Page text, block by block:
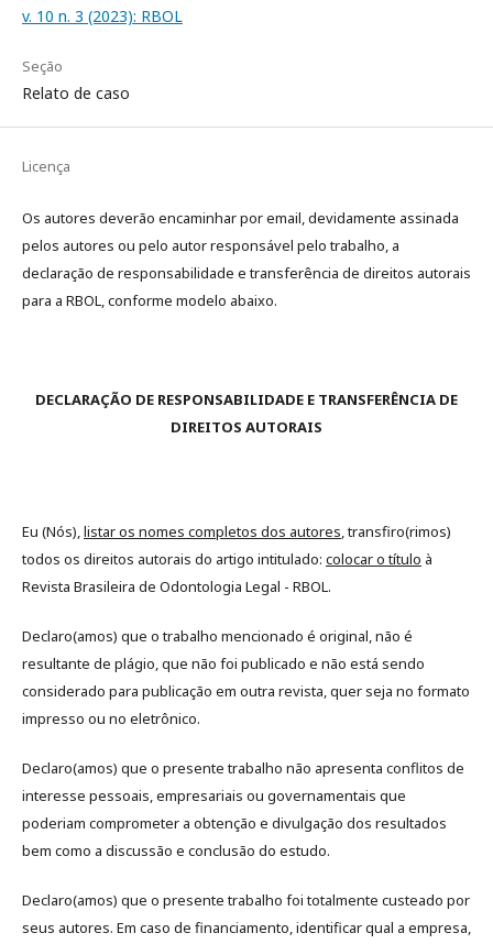
v. 10 n. 3 (2023): RBOL
Seção
Relato de caso
Licença
Os autores deverão encaminhar por email, devidamente assinada
pelos autores ou pelo autor responsável pelo trabalho, a
declaração de responsabilidade e transferência de direitos autorais
para a RBOL, conforme modelo abaixo.
DECLARAÇÃO DE RESPONSABILIDADE E TRANSFERÊNCIA DE
DIREITOS AUTORAIS
Eu (Nós),listar os nomes completos dos autores, transfiro(rimos)
todos os direitos autorais do artigo intitulado: colocar o título à
Revista Brasileira de Odontologia Legal - RBOL.
Declaro(amos) que o trabalho mencionado é original, não é
resultante de plágio, que não foi publicado e não está sendo
considerado para publicação em outra revista, quer seja no formato
impresso ou no eletrônico.
Declaro(amos) que o presente trabalho não apresenta conflitos de
interesse pessoais, empresariais ou governamentais que
poderiam comprometer a obtenção e divulgação dos resultados
bem como a discussão e conclusão do estudo.
Declaro(amos) que o presente trabalho foi totalmente custeado por
seus autores. Em caso de financiamento, identificar qual a empresa,